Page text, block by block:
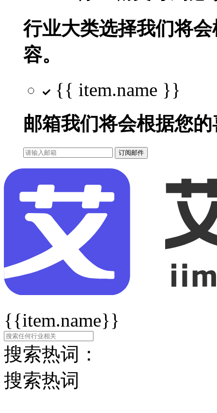
行业大类选择我们将
容。
{{ item.name }}
邮箱我们将会根据您
订阅邮件
{{item.name}}
搜索热词：
搜索热词